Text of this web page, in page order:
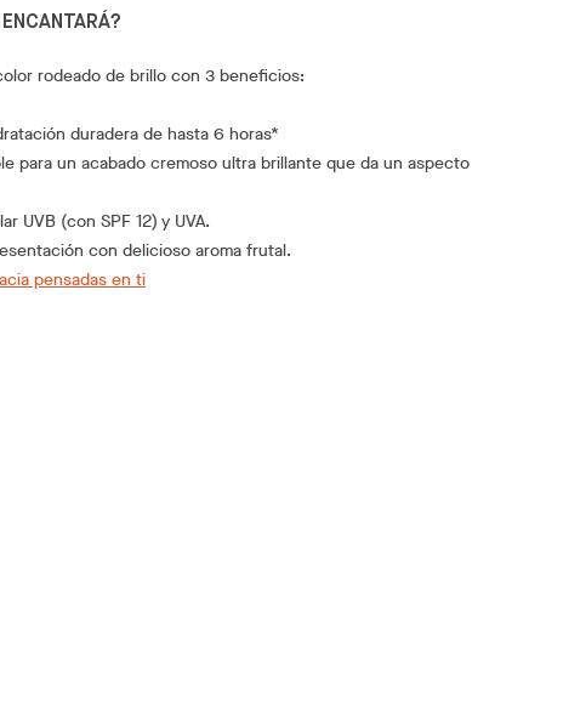
rodeado de brillo con 3 beneficios:
duradera de hasta 6 horas*
para un acabado cremoso ultra brillante que da un aspecto
UVB (con SPF 12) y UVA.
con delicioso aroma frutal.
pensadas en ti